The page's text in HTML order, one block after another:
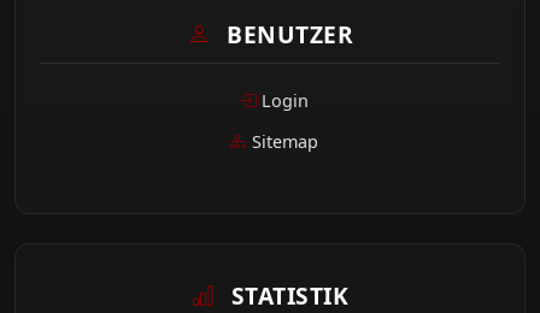
BENUTZER
Login
Sitemap
STATISTIK